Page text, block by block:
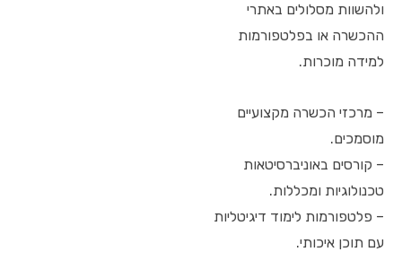
ולהשוות מסלולים באתרי
ההכשרה או בפלטפורמות
למידה מוכרות.
– מרכזי הכשרה מקצועיים
מוסמכים.
– קורסים באוניברסיטאות
טכנולוגיות ומכללות.
– פלטפורמות לימוד דיגיטליות
עם תוכן איכותי.